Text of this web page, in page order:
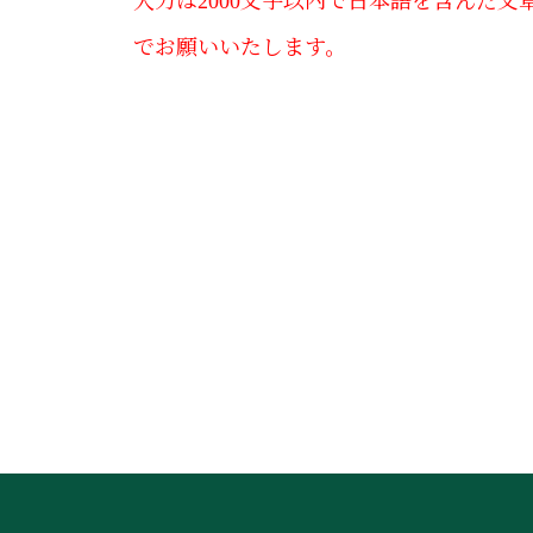
でお願いいたします。